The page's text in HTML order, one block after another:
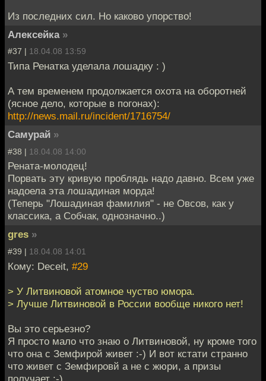
Из последних сил. Но каково упорство!
Алексейка »
#37 | 18.04.08 13:59
Типа Ренатка уделала лошадку : )
А тем временем продолжается охота на оборотней
(ясное дело, которые в погонах):
http://news.mail.ru/incident/1716754/
Самурай »
#38 | 18.04.08 14:00
Рената-молодец!
Порвать эту кривую проблядь надо давно. Всем уже
надоела эта лошадиная морда!
(Теперь "Лошадиная фамилия" - не Овсов, как у
классика, а Собчак, однозначно..)
gres »
#39 | 18.04.08 14:01
Кому: Deceit, #29
> У Литвиновой атомное чуство юмора.
> Лучше Литвиновой в России вообще никого нет!
Вы это серьезно?
Я просто мало что знаю о Литвиновой, ну кроме того
что она с Земфирой живет :-) И вот кстати странно
что живет с Земфировй а не с жюри, а призы
получает :-)